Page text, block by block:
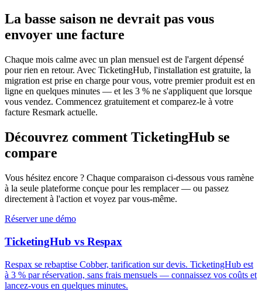
La basse saison ne devrait pas vous
envoyer une facture
Chaque mois calme avec un plan mensuel est de l'argent dépensé
pour rien en retour. Avec TicketingHub, l'installation est gratuite, la
migration est prise en charge pour vous, votre premier produit est en
ligne en quelques minutes — et les 3 % ne s'appliquent que lorsque
vous vendez. Commencez gratuitement et comparez-le à votre
facture Resmark actuelle.
Découvrez comment TicketingHub se
compare
Vous hésitez encore ? Chaque comparaison ci-dessous vous ramène
à la seule plateforme conçue pour les remplacer — ou passez
directement à l'action et voyez par vous-même.
Réserver une démo
TicketingHub vs Respax
Respax se rebaptise Cobber, tarification sur devis. TicketingHub est
à 3 % par réservation, sans frais mensuels — connaissez vos coûts et
lancez-vous en quelques minutes.